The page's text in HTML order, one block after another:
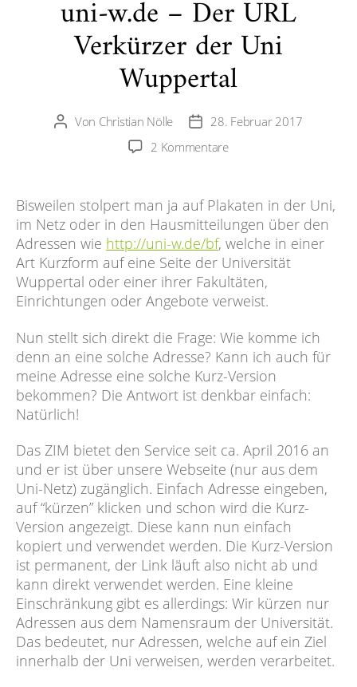
uni-w.de – Der URL
Verkürzer der Uni
Wuppertal
Beitragsautor
Von Christian Nölle Veröffentlichungsdatum
28. Februar 2017
2 Kommentarezu
–
Der
URL
Verkürzer
der
Uni
Wuppertal
Bisweilen stolpert man ja auf Plakaten in der Uni,
im Netz oder in den Hausmitteilungen über den
Adressen wie http://uni-w.de/bf, welche in einer
Art Kurzform auf eine Seite der Universität
Wuppertal oder einer ihrer Fakultäten,
Einrichtungen oder Angebote verweist.
Nun stellt sich direkt die Frage: Wie komme ich
denn an eine solche Adresse? Kann ich auch für
meine Adresse eine solche Kurz-Version
bekommen? Die Antwort ist denkbar einfach:
Natürlich!
Das ZIM bietet den Service seit ca. April 2016 an
und er ist über unsere Webseite (nur aus dem
Uni-Netz) zugänglich. Einfach Adresse eingeben,
auf “kürzen” klicken und schon wird die Kurz-
Version angezeigt. Diese kann nun einfach
kopiert und verwendet werden. Die Kurz-Version
ist permanent, der Link läuft also nicht ab und
kann direkt verwendet werden. Eine kleine
Einschränkung gibt es allerdings: Wir kürzen nur
Adressen aus dem Namensraum der Universität.
Das bedeutet, nur Adressen, welche auf ein Ziel
innerhalb der Uni verweisen, werden verarbeitet.